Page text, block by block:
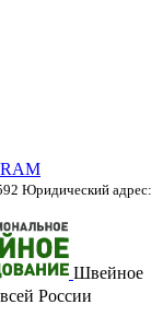
Юридический адрес:
Швейное
России